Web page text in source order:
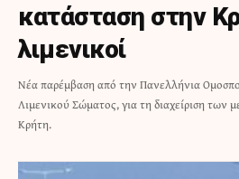
κατάσταση στην
λιμενικοί
Νέα παρέμβαση από την Πανελλήνια
Λιμενικού Σώματος, για τη διαχείριση των
Κρήτη.